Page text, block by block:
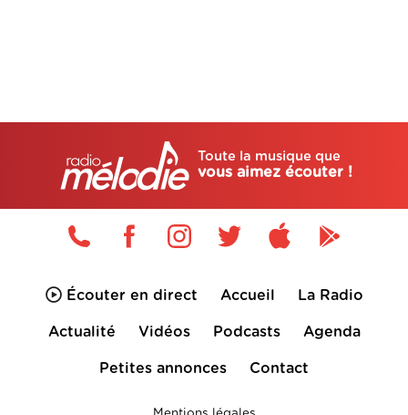
Toute la musique que
vous aimez écouter !
Écouter en direct Accueil La Radio
Actualité Vidéos Podcasts Agenda
Petites annonces Contact